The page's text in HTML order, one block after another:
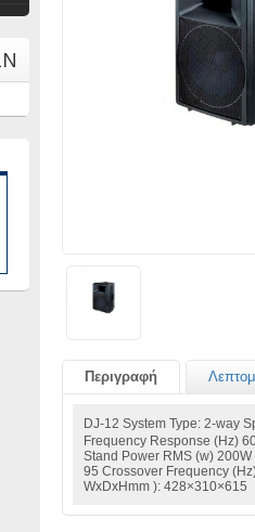
Περιγραφή
DJ-12 System Type: 2-
Frequency Response (Hz)
Stand Power RMS (w)
95 Crossover Frequency
WxDxHmm ): 428×310×615